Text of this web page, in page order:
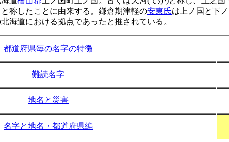
称したことに由来する。鎌倉期津軽の安東氏は上ノ国と下
海道における拠点であったと推されている。
都道府県毎の名字の特徴
難読名字
地名と災害
名字と地名・都道府県編